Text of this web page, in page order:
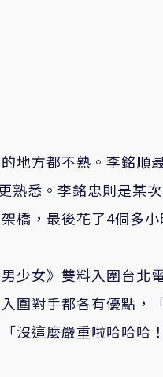
地方都不熟。李銘順
熟悉。李銘忠則是某
橋，最後花了4個多小
少女》雙料入圍台北
圍對手都各有優點，
沒這麼嚴重啦哈哈哈！